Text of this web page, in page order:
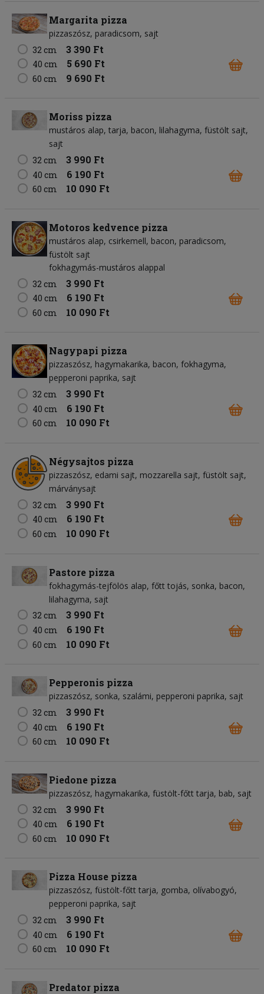
Margarita pizza
pizzaszósz paradicsom sajt
32 cm
3 390 Ft
40 cm 5 690 Ft
60 cm 9 690 Ft
Moriss pizza
mustáros alap tarja bacon lilahagyma füstölt sajt
sajt
32 cm
3 990 Ft
40 cm 6 190 Ft
60 cm 10 090 Ft
Motoros kedvence pizza
mustáros alap csirkemell bacon paradicsom
füstölt sajt
fokhagymás-mustáros alappal
32 cm
3 990 Ft
40 cm 6 190 Ft
60 cm 10 090 Ft
Nagypapi pizza
pizzaszósz hagymakarika bacon fokhagyma
pepperoni paprika sajt
32 cm
3 990 Ft
40 cm 6 190 Ft
60 cm 10 090 Ft
Négysajtos pizza
pizzaszósz edami sajt mozzarella sajt füstölt sajt
márványsajt
32 cm
3 990 Ft
40 cm 6 190 Ft
60 cm 10 090 Ft
Pastore pizza
fokhagymás-tejfölös alap főtt tojás sonka bacon
lilahagyma sajt
32 cm
3 990 Ft
40 cm 6 190 Ft
60 cm 10 090 Ft
Pepperonis pizza
pizzaszósz sonka szalámi pepperoni paprika sajt
32 cm
3 990 Ft
40 cm 6 190 Ft
60 cm 10 090 Ft
Piedone pizza
pizzaszósz hagymakarika füstölt-főtt tarja bab sajt
32 cm
3 990 Ft
40 cm 6 190 Ft
60 cm 10 090 Ft
Pizza House pizza
pizzaszósz füstölt-főtt tarja gomba olívabogyó
pepperoni paprika sajt
32 cm
3 990 Ft
40 cm 6 190 Ft
60 cm 10 090 Ft
Predator pizza